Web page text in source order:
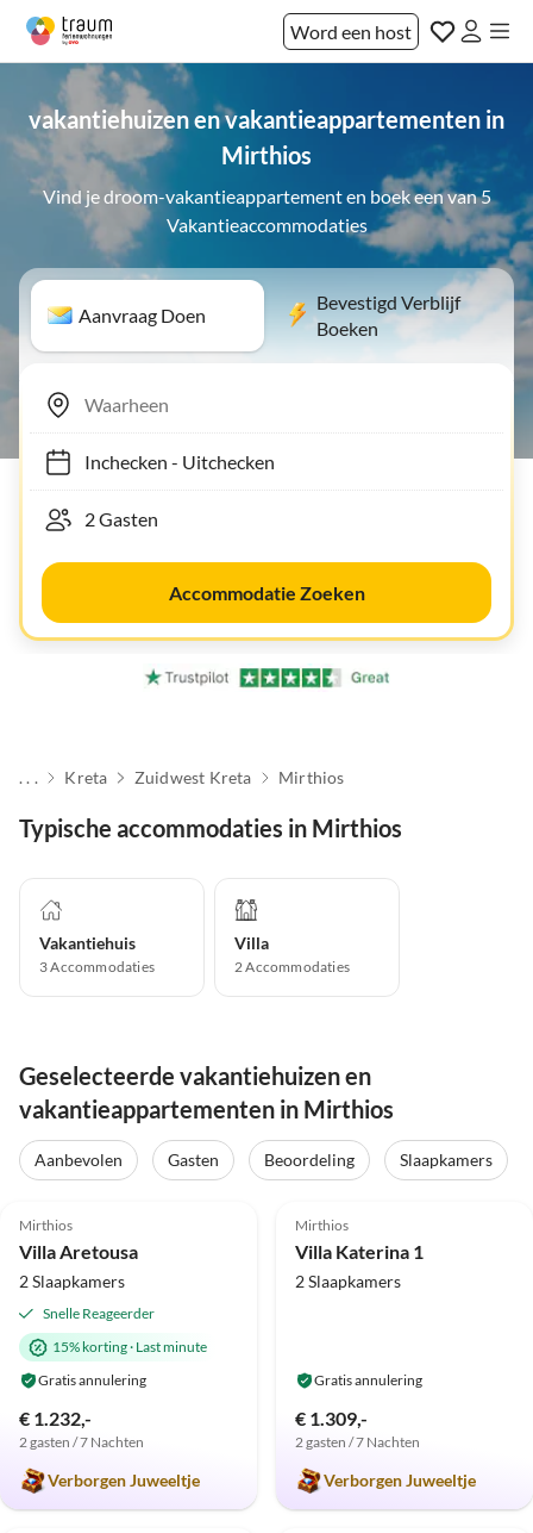
Word een host
vakantiehuizen en vakantieappartementen in
Mirthios
Vind je droom-vakantieappartement en boek een van 5
Vakantieaccommodaties
Aanvraag Doen
Bevestigd Verblijf
Boeken
Inchecken- Uitchecken
Accommodatie Zoeken
. . . Kreta Zuidwest Kreta Mirthios
Typische accommodaties in Mirthios
Vakantiehuis
3Accommodaties
Villa
2Accommodaties
Geselecteerde vakantiehuizen en
vakantieappartementen in Mirthios
Aanbevolen Gasten Beoordeling
Slaapkamers
Mirthios
Villa Aretousa
2 Slaapkamers
Snelle Reageerder
15% korting· Last minute
Gratis annulering
€ 1.232,-
2 gasten / 7 Nachten
Verborgen Juweeltje
Mirthios
Villa Katerina 1
2 Slaapkamers
Gratis annulering
€ 1.309,-
2 gasten / 7 Nachten
Verborgen Juweeltje